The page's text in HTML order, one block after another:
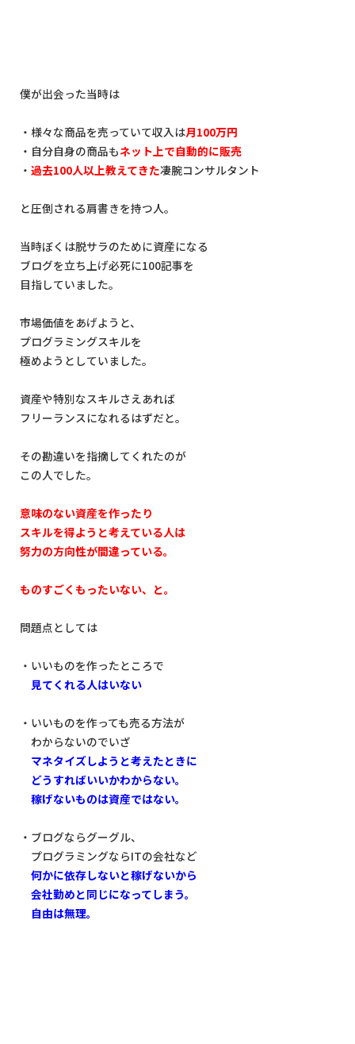
僕が出会った当時は
・様々な商品を売っていて収入は月100万円
・自分自身の商品もネット上で自動的に販売
・ 過去100人以上教えてきた凄腕コンサルタント
と圧倒される肩書きを持つ人。
当時ぼくは脱サラのために資産になる
ブログを立ち上げ必死に100記事を
目指していました。
市場価値をあげようと、
プログラミングスキルを
極めようとしていました。
資産や特別なスキルさえあれば
フリーランスになれるはずだと。
その勘違いを指摘してくれたのが
この人でした。
意味のない資産を作ったり
スキルを得ようと考えている人は
努力の方向性が間違っている。
ものすごくもったいない、と。
問題点としては
・いいものを作ったところで
見てくれる人はいない
・いいものを作っても売る方法が
わからないのでいざ
マネタイズしようと考えたときに
どうすればいいかわからない。
稼げないものは資産ではない。
・ブログならグーグル、
プログラミングならITの会社など
何かに依存しないと稼げないから
会社勤めと同じになってしまう。
自由は無理。